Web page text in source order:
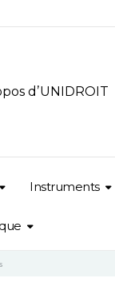
d’UNIDROIT
Instruments